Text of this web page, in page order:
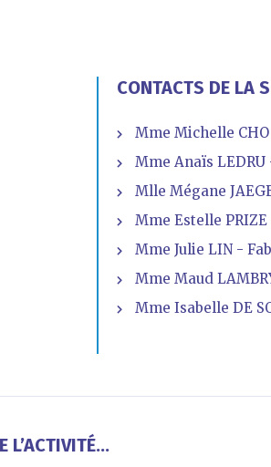
CONTACTS DE LA
Mme Michelle
Mme Anaïs
Mlle Mégane
Mme Estelle PRIZE
Mme Julie LIN -
Mme Maud
Mme Isabelle DE
L’ACTIVITÉ...